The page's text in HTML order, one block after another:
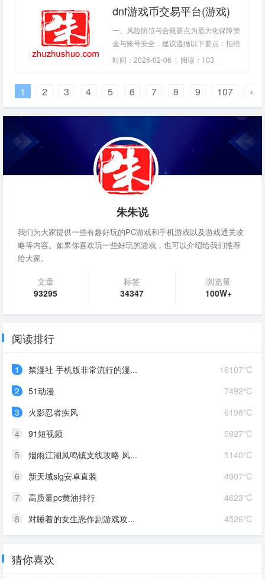
dnf游戏币交易平台(游戏)
一、风险防范与合规要点为最大化保障资
金与账号安全，建议遵循以下要点：拒绝
线下私下交易：不提供账号密码、短信验
单、沟通、发货、凭证上传均在平台内完
成，避免跳转到第三方聊天工具。保留证
据：发货录屏、订单号、聊天记录、邮件
截图等要完整留存，便于纠纷举证。关注
规则与费率：不同平台的手续费、押金、
赔付条件不尽相
时间：2026-02-06 | 阅读：103
1 2 3 4 5 6 7 8 9 107 »
朱朱说
我们为大家提供一些有趣好玩的PC游戏和手机游戏以及游戏通关攻
略等内容。如果你喜欢玩一些好玩的游戏，也可以介绍给我们推荐
给大家。
文章
93295
标签
34347
浏览量
100W+
阅读排行
16107℃
1
禁漫社 手机版非常流行的漫...
7492℃
2
51动漫
6198℃
3
火影忍者疾风
5927℃
4
91短视频
5140℃
5
烟雨江湖凤鸣镇支线攻略 凤...
4907℃
6
新天域slg安卓直装
4623℃
7
高质量pc黄油排行
4526℃
8 对睡着的女生恶作剧游戏攻...
猜你喜欢